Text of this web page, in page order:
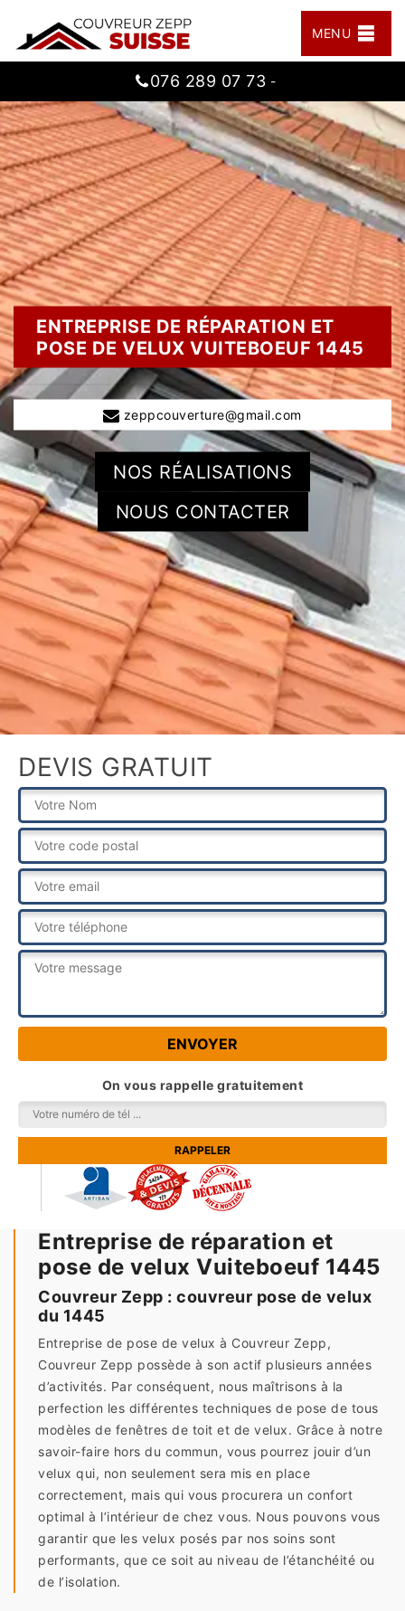
MENU
076 289 07 73 -
ENTREPRISE DE RÉPARATION ET
POSE DE VELUX VUITEBOEUF 1445
zeppcouverture@gmail.com
NOS RÉALISATIONS
NOUS CONTACTER
DEVIS GRATUIT
On vous rappelle gratuitement
Entreprise de réparation et
pose de velux Vuiteboeuf 1445
Couvreur Zepp : couvreur pose de velux
du 1445
Entreprise de pose de velux à Couvreur Zepp,
Couvreur Zepp possède à son actif plusieurs années
d’activités. Par conséquent, nous maîtrisons à la
perfection les différentes techniques de pose de tous
modèles de fenêtres de toit et de velux. Grâce à notre
savoir-faire hors du commun, vous pourrez jouir d’un
velux qui, non seulement sera mis en place
correctement, mais qui vous procurera un confort
optimal à l’intérieur de chez vous. Nous pouvons vous
garantir que les velux posés par nos soins sont
performants, que ce soit au niveau de l’étanchéité ou
de l’isolation.